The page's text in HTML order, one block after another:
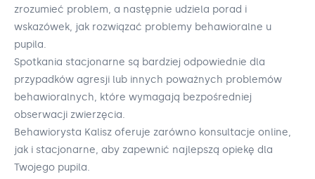
zrozumieć problem, a następnie udziela porad i
wskazówek, jak rozwiązać problemy behawioralne u
pupila.
Spotkania stacjonarne są bardziej odpowiednie dla
przypadków agresji lub innych poważnych problemów
behawioralnych, które wymagają bezpośredniej
obserwacji zwierzęcia.
Behawiorysta Kalisz oferuje zarówno konsultacje online,
jak i stacjonarne, aby zapewnić najlepszą opiekę dla
Twojego pupila.